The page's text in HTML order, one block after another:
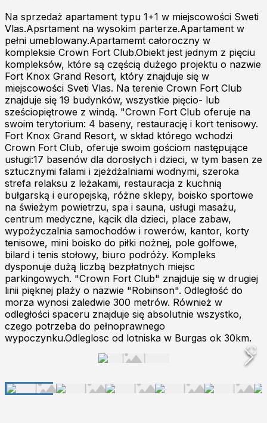
Na sprzedaż apartament typu 1+1 w miejscowości Sweti
Vlas.Apsrtament na wysokim parterze.Apartament w
pełni umeblowany.Apartamemt całoroczny w
kompleksie Crown Fort Club.Obiekt jest jednym z pięciu
kompleksów, które są częścią dużego projektu o nazwie
Fort Knox Grand Resort, który znajduje się w
miejscowości Sveti Vlas. Na terenie Crown Fort Club
znajduje się 19 budynków, wszystkie pięcio- lub
sześciopiętrowe z windą. "Crown Fort Club oferuje na
swoim terytorium: 4 baseny, restaurację i kort tenisowy.
Fort Knox Grand Resort, w skład którego wchodzi
Crown Fort Club, oferuje swoim gościom następujące
usługi:17 basenów dla dorosłych i dzieci, w tym basen ze
sztucznymi falami i zjeżdżalniami wodnymi, szeroka
strefa relaksu z leżakami, restauracja z kuchnią
bułgarską i europejską, różne sklepy, boisko sportowe
na świeżym powietrzu, spa i sauna, usługi masażu,
centrum medyczne, kącik dla dzieci, place zabaw,
wypożyczalnia samochodów i rowerów, kantor, korty
tenisowe, mini boisko do piłki nożnej, pole golfowe,
bilard i tenis stołowy, biuro podróży. Kompleks
dysponuje dużą liczbą bezpłatnych miejsc
parkingowych. "Crown Fort Club" znajduje się w drugiej
linii pięknej plaży o nazwie "Robinson". Odległość do
morza wynosi zaledwie 300 metrów. Również w
odległości spaceru znajduje się absolutnie wszystko,
czego potrzeba do pełnoprawnego
wypoczynku.Odleglosc od lotniska w Burgas ok 30km.